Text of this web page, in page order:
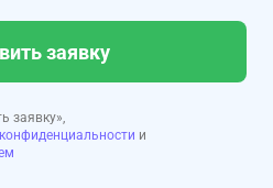
заявку
заявку»,
и